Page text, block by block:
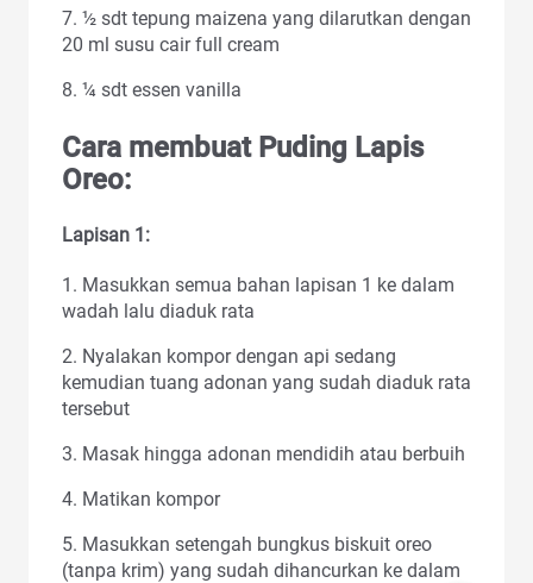
7. ½ sdt tepung maizena yang dilarutkan dengan
20 ml susu cair full cream
8. ¼ sdt essen vanilla
Cara membuat Puding Lapis
Oreo:
Lapisan 1:
1. Masukkan semua bahan lapisan 1 ke dalam
wadah lalu diaduk rata
2. Nyalakan kompor dengan api sedang
kemudian tuang adonan yang sudah diaduk rata
tersebut
3. Masak hingga adonan mendidih atau berbuih
4. Matikan kompor
5. Masukkan setengah bungkus biskuit oreo
(tanpa krim) yang sudah dihancurkan ke dalam